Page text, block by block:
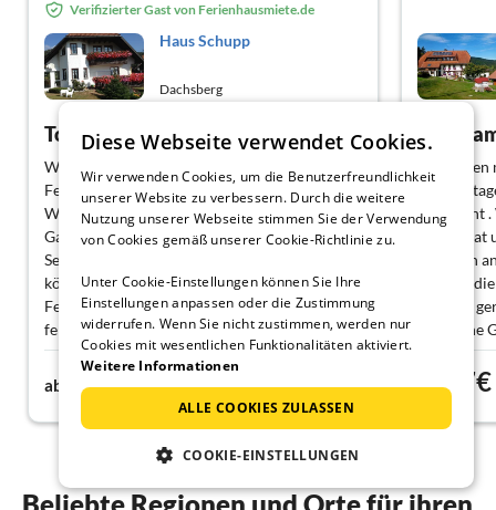
Verifizierter Gast von Ferienhausmiete.de
Haus Schupp
Dachsberg
Tolle Ferienwohnung
Wir waren mit 3 Erwachsenen in der
Ferienwohnung der Fam. Schupp in
Wittenschwand. Frau und Herr Schupp waren
Gastgeber die man sich nur wünschen kann.
Sehr freundlich, sehr zuvorkommend . Besser
können Gäste nicht betreut werden. Die
Ferienwohnung war komplett eingerichtet. Es
fehlte nichts, was man in einem normalen
Haushalt auch zu Hause auch hat. Einfach
große Klasse. Die Sauberkeit war auf höchster
Stufe angesiedelt.
Wir können diese Ferienwohnung in allen
Belangen wärmstens empfehlen.
ab 50€ Nacht
Wir
13 tolle
verbracht .
und es
wir noch
würden
sie auch
Herzliche
ab 57€
Beliebte Regionen und Orte für ihren
Diese Webseite verwendet Cookies.
Wir verwenden Cookies, um die Benutzerfreundlichkeit
unserer Website zu verbessern. Durch die weitere
Nutzung unserer Webseite stimmen Sie der Verwendung
von Cookies gemäß unserer Cookie-Richtlinie zu.
Unter Cookie-Einstellungen können Sie Ihre
Einstellungen anpassen oder die Zustimmung
widerrufen. Wenn Sie nicht zustimmen, werden nur
Cookies mit wesentlichen Funktionalitäten aktiviert.
Weitere Informationen
ALLE COOKIES ZULASSEN
COOKIE-EINSTELLUNGEN